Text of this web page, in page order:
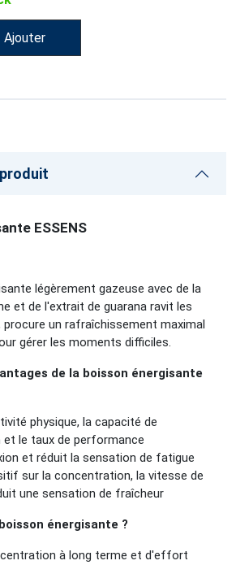
Ajouter
ESSENS
légèrement gazeuse avec de la
et de l'extrait de guarana ravit les
procure un rafraîchissement maximal
gérer les moments difficiles.
de la boisson énergisante
physique, la capacité de
le taux de performance
et réduit la sensation de fatigue
sur la concentration, la vitesse de
une sensation de fraîcheur
énergisante ?
à long terme et d'effort